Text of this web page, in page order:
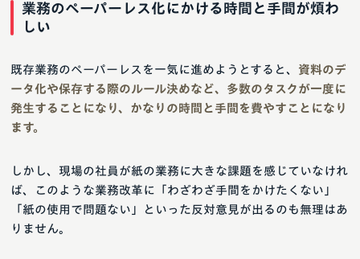
業務のペーパーレス化にかける時間と手間が煩わ
しい
既存業務のペーパーレスを一気に進めようとすると、 資料のデ
ータ化や保存する際のルール決めなど、多数のタスクが一度に
発生することになり、かなりの時間と手間を費やすことになり
ます。
しかし、現場の社員が紙の業務に大きな課題を感じていなけれ
ば、このような業務改革に「わざわざ手間をかけたくない」
「紙の使用で問題ない」といった反対意見が出るのも無理はあ
りません。